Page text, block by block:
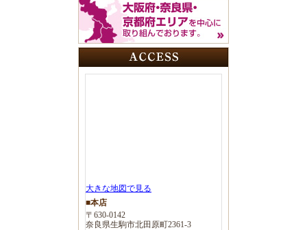
大きな地図で見る
■本店
〒630-0142
奈良県生駒市北田原町2361-3